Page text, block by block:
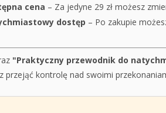
cena – Za jedyne 29 zł możesz
dostęp – Po zakupie
"Praktyczny przewodnik do
przejąć kontrolę nad swoimi